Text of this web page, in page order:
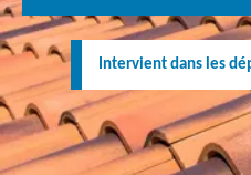
Intervient dans les